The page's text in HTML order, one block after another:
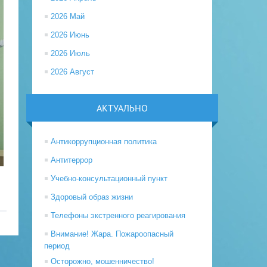
2026 Май
2026 Июнь
2026 Июль
2026 Август
АКТУАЛЬНО
Антикоррупционная политика
Антитеррор
Учебно-консультационный пункт
Здоровый образ жизни
Телефоны экстренного реагирования
Внимание! Жара. Пожароопасный
период
Осторожно, мошенничество!